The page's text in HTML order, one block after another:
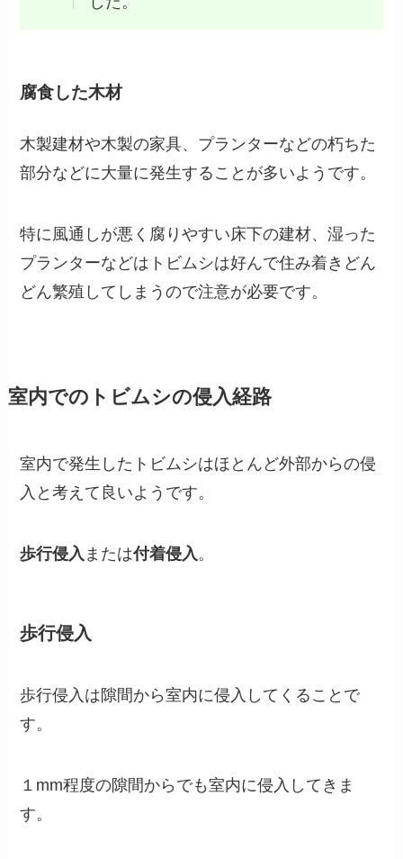
腐食した木材
木製建材や木製の家具、プランターなどの朽ちた
部分などに大量に発生することが多いようです。
特に風通しが悪く腐りやすい床下の建材、湿った
プランターなどはトビムシは好んで住み着きどん
どん繁殖してしまうので注意が必要です。
室内でのトビムシの侵入経路
室内で発生したトビムシはほとんど外部からの侵
入と考えて良いようです。
歩行侵入 または付着侵入 。
歩行侵入
歩行侵入は隙間から室内に侵入してくることで
す。
１mm程度の隙間からでも室内に侵入してきま
す。